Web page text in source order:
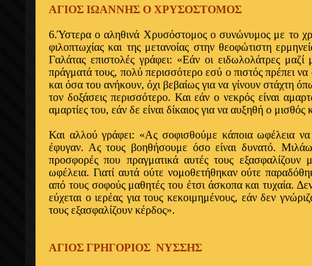
ΑΓΙΟΣ ΙΩΑΝΝΗΣ Ο ΧΡΥΣΟΣΤΟΜΟΣ
6.Ύστερα ο αληθινά Χρυσόστομος ο συνώνυμος με το
φιλοπτωχίας και της μετανοίας στην θεοφώτιστη
Γαλάτας επιστολές γράφει: «Εάν οι ειδωλολάτρες μαζί
πράγματά τους, πολύ περισσότερο εσύ ο πιστός πρέπει
και όσα του ανήκουν, όχι βεβαίως για να γίνουν στάχτη
τον δοξάσεις περισσότερο. Και εάν ο νεκρός είναι
αμαρτίες του, εάν δε είναι δίκαιος για να αυξηθή ο μισθός
Και αλλού γράφει: «Ας σοφισθούμε κάποια ωφέλεια
έφυγαν. Ας τους βοηθήσουμε όσο είναι δυνατό. Μιλάω
προσφορές που πραγ­ματικά αυτές τους εξασφαλίζουν
ωφέλεια. Γιατί αυτά ούτε νομοθε­τήθηκαν ούτε
από τους σοφούς μαθητές του έτσι άσκοπα και τυχαία.
εύ­χεται ο ιερέας για τους κεκοιμημένους, εάν δεν
τους εξασφαλίζουν κέρδος».
ΑΓΙΟΣ ΓΡΗΓΟΡΙΟΣ ΝΥΣΣΗΣ